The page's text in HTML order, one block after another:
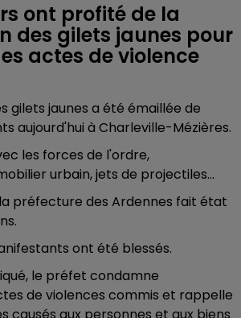
ont profité de la
des gilets jaunes pour
actes de violence
gilets jaunes a été émaillée de
aujourd'hui à Charleville-Mézières.
les forces de l'ordre,
urbain, jets de projectiles...
préfecture des Ardennes fait état
ont été blessés.
le préfet condamne
de violences commis et rappelle